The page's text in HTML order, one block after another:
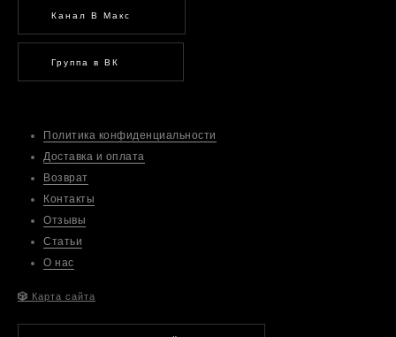
Политика конфиденциальности
Доставка и оплата
Возврат
Контакты
Отзывы
Статьи
О нас
Канал В Макс
Группа в ВК
🎲 Карта сайта